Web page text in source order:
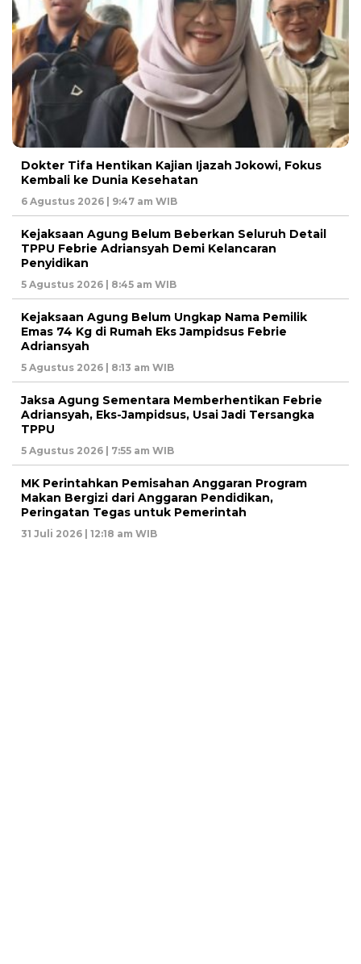
Dokter Tifa Hentikan Kajian Ijazah Jokowi, Fokus
Kembali ke Dunia Kesehatan
6 Agustus 2026 | 9:47 am WIB
Kejaksaan Agung Belum Beberkan Seluruh Detail
TPPU Febrie Adriansyah Demi Kelancaran
Penyidikan
5 Agustus 2026 | 8:45 am WIB
Kejaksaan Agung Belum Ungkap Nama Pemilik
Emas 74 Kg di Rumah Eks Jampidsus Febrie
Adriansyah
5 Agustus 2026 | 8:13 am WIB
Jaksa Agung Sementara Memberhentikan Febrie
Adriansyah, Eks-Jampidsus, Usai Jadi Tersangka
TPPU
5 Agustus 2026 | 7:55 am WIB
MK Perintahkan Pemisahan Anggaran Program
Makan Bergizi dari Anggaran Pendidikan,
Peringatan Tegas untuk Pemerintah
31 Juli 2026 | 12:18 am WIB